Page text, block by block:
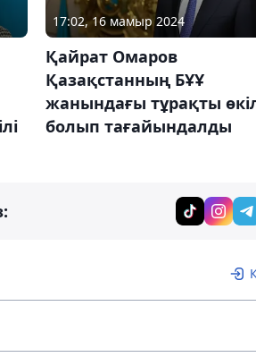
17:02, 16 мамыр 2024
Қайрат Омаров
Қазақстанның БҰҰ
жанындағы тұрақты
болып тағайындалды